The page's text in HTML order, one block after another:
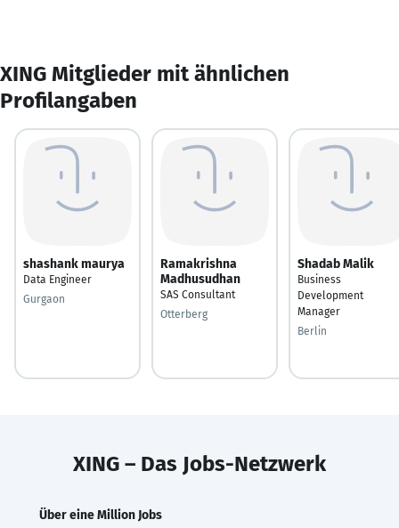
XING Mitglieder mit ähnlichen
Profilangaben
shashank maurya
Data Engineer
Gurgaon
Ramakrishna
Madhusudhan
SAS Consultant
Otterberg
Shadab Malik
Business
Development
Manager
Berlin
XING – Das Jobs-Netzwerk
Über eine Million Jobs